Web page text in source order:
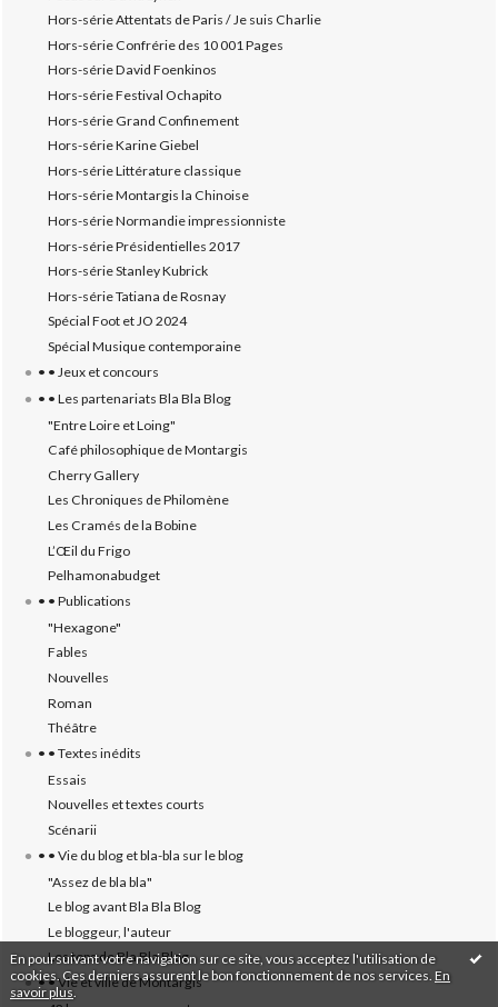
En poursuivant votre navigation sur ce site, vous acceptez l'utilisation de
cookies. Ces derniers assurent le bon fonctionnement de nos services. En
savoir plus.
Hors-série Attentats de Paris / Je suis Charlie
Hors-série Confrérie des 10 001 Pages
Hors-série David Foenkinos
Hors-série Festival Ochapito
Hors-série Grand Confinement
Hors-série Karine Giebel
Hors-série Littérature classique
Hors-série Montargis la Chinoise
Hors-série Normandie impressionniste
Hors-série Présidentielles 2017
Hors-série Stanley Kubrick
Hors-série Tatiana de Rosnay
Spécial Foot et JO 2024
Spécial Musique contemporaine
• • Jeux et concours
• • Les partenariats Bla Bla Blog
"Entre Loire et Loing"
Café philosophique de Montargis
Cherry Gallery
Les Chroniques de Philomène
Les Cramés de la Bobine
L’‎Œil du Frigo
Pelhamonabudget
• • Publications
"Hexagone"
Fables
Nouvelles
Roman
Théâtre
• • Textes inédits
Essais
Nouvelles et textes courts
Scénarii
• • Vie du blog et bla-bla sur le blog
"Assez de bla bla"
Le blog avant Bla Bla Blog
Le bloggeur, l'auteur
Les tops de Bla Bla Blog
• • Vie et ville de Montargis